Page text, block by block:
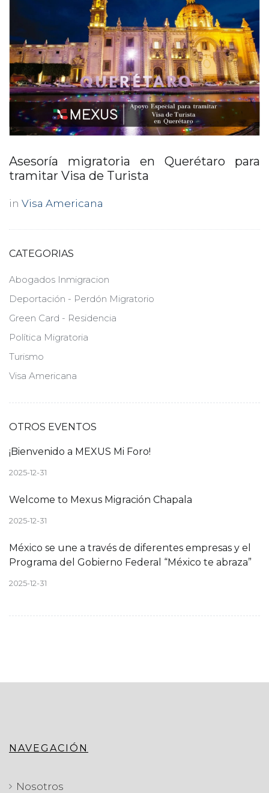
Asesoría migratoria en Querétaro para
tramitar Visa de Turista
in Visa Americana
CATEGORIAS
Abogados Inmigracion
Deportación - Perdón Migratorio
Green Card - Residencia
Política Migratoria
Turismo
Visa Americana
OTROS EVENTOS
¡Bienvenido a MEXUS Mi Foro!
2025-12-31
Welcome to Mexus Migración Chapala
2025-12-31
México se une a través de diferentes empresas y el
Programa del Gobierno Federal “México te abraza”
2025-12-31
NAVEGACIÓN
Nosotros